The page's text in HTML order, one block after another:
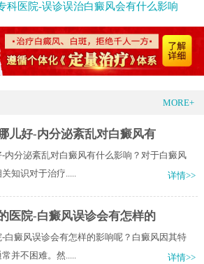
科医院-误诊误治白癜风会有什么影响
MORE+
儿好-内分泌紊乱对白癜风有
内分泌紊乱对白癜风有什么影响？对于白癜风
知识对于治疗.....
详情>>
医院-白癜风误诊会有怎样的
白癜风误诊会有怎样的影响呢？白癜风因其特
并不困难。然.....
详情>>